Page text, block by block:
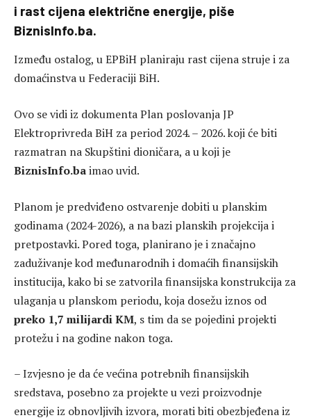
i rast cijena električne energije, piše
BiznisInfo.ba.
Između ostalog, u EPBiH planiraju rast cijena struje i za
domaćinstva u Federaciji BiH.
Ovo se vidi iz dokumenta Plan poslovanja JP
Elektroprivreda BiH za period 2024. – 2026. koji će biti
razmatran na Skupštini dioničara, a u koji je
BiznisInfo.baimao uvid.
Planom je predviđeno ostvarenje dobiti u planskim
godinama (2024-2026), a na bazi planskih projekcija i
pretpostavki. Pored toga, planirano je i značajno
zaduživanje kod međunarodnih i domaćih finansijskih
institucija, kako bi se zatvorila finansijska konstrukcija za
ulaganja u planskom periodu, koja dosežu iznos od
preko 1,7 milijardi KM, s tim da se pojedini projekti
protežu i na godine nakon toga.
– Izvjesno je da će većina potrebnih finansijskih
sredstava, posebno za projekte u vezi proizvodnje
energije iz obnovljivih izvora, morati biti obezbjeđena iz